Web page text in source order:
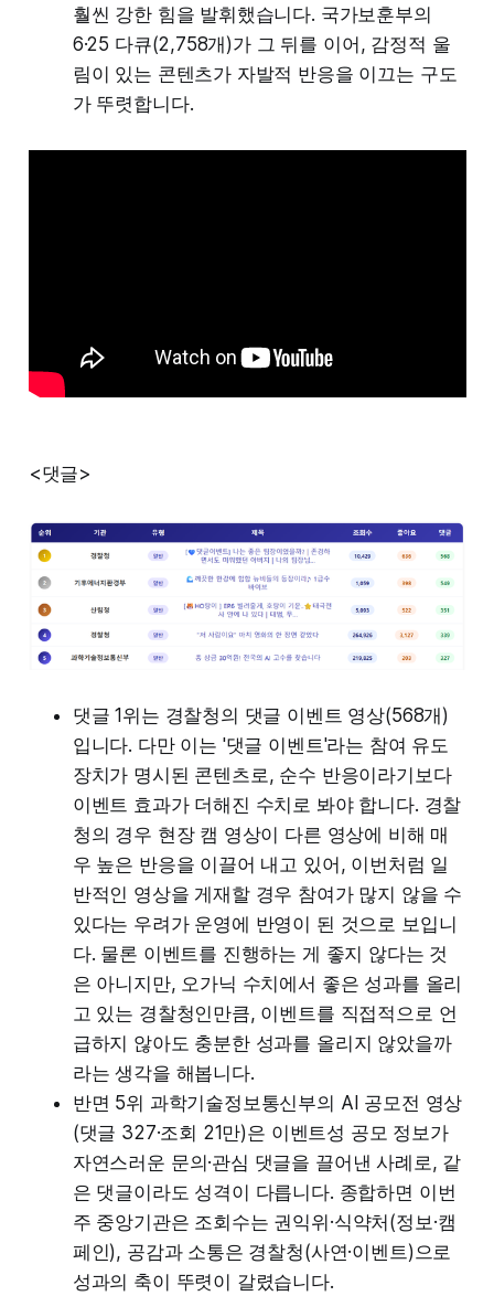
훨씬 강한 힘을 발휘했습니다. 국가보훈부의
6·25 다큐(2,758개)가 그 뒤를 이어, 감정적 울
림이 있는 콘텐츠가 자발적 반응을 이끄는 구도
가 뚜렷합니다.
<댓글>
댓글 1위는 경찰청의 댓글 이벤트 영상(568개)
입니다. 다만 이는 '댓글 이벤트'라는 참여 유도
장치가 명시된 콘텐츠로, 순수 반응이라기보다
이벤트 효과가 더해진 수치로 봐야 합니다. 경찰
청의 경우 현장 캠 영상이 다른 영상에 비해 매
우 높은 반응을 이끌어 내고 있어, 이번처럼 일
반적인 영상을 게재할 경우 참여가 많지 않을 수
있다는 우려가 운영에 반영이 된 것으로 보입니
다. 물론 이벤트를 진행하는 게 좋지 않다는 것
은 아니지만, 오가닉 수치에서 좋은 성과를 올리
고 있는 경찰청인만큼, 이벤트를 직접적으로 언
급하지 않아도 충분한 성과를 올리지 않았을까
라는 생각을 해봅니다.
반면 5위 과학기술정보통신부의 AI 공모전 영상
(댓글 327·조회 21만)은 이벤트성 공모 정보가
자연스러운 문의·관심 댓글을 끌어낸 사례로, 같
은 댓글이라도 성격이 다릅니다. 종합하면 이번
주 중앙기관은 조회수는 권익위·식약처(정보·캠
페인), 공감과 소통은 경찰청(사연·이벤트)으로
성과의 축이 뚜렷이 갈렸습니다.